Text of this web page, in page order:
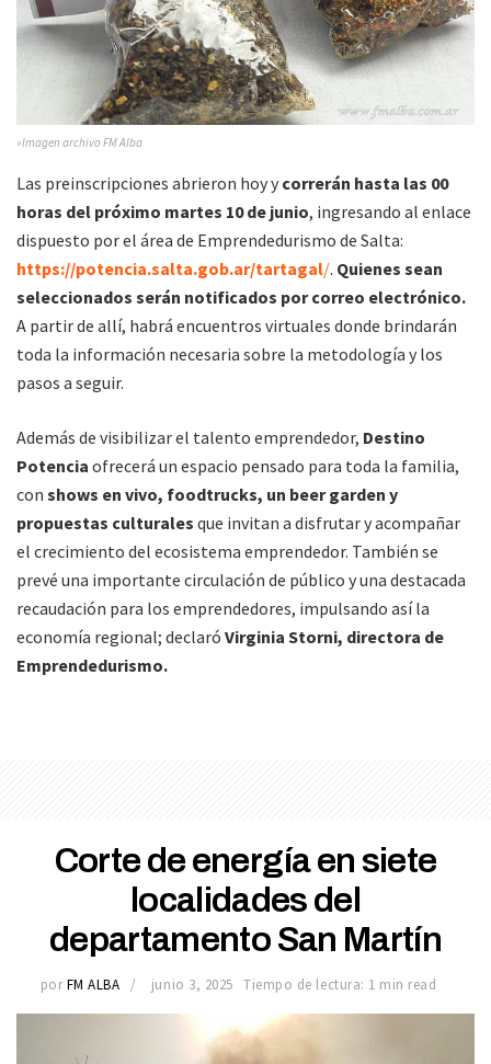
»Imagen archivo FM Alba
Las preinscripciones abrieron hoy y correrán hasta las 00
horas del próximo martes 10 de junio, ingresando al enlace
dispuesto por el área de Emprendedurismo de Salta:
https://potencia.salta.gob.ar/tartagal/. Quienes sean
seleccionados serán notificados por correo electrónico.
A partir de allí, habrá encuentros virtuales donde brindarán
toda la información necesaria sobre la metodología y los
pasos a seguir.
Además de visibilizar el talento emprendedor, Destino
Potencia ofrecerá un espacio pensado para toda la familia,
con shows en vivo, foodtrucks, un beer garden y
propuestas culturales que invitan a disfrutar y acompañar
el crecimiento del ecosistema emprendedor. También se
prevé una importante circulación de público y una destacada
recaudación para los emprendedores, impulsando así la
economía regional; declaró Virginia Storni, directora de
Emprendedurismo.
Corte de energía en siete
localidades del
departamento San Martín
por FM ALBA junio 3, 2025 Tiempo de lectura: 1 min read